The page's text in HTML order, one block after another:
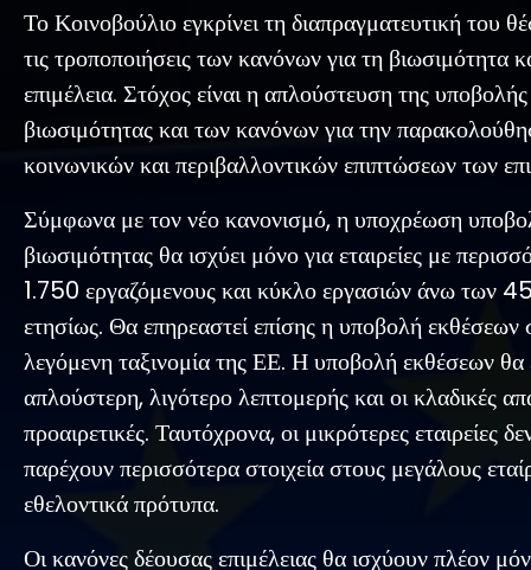
Το Κοινοβούλιο εγκρίνει τη διαπραγματευτική του
τις τροποποιήσεις των κανόνων για τη βιωσιμότητα
επιμέλεια. Στόχος είναι η απλούστευση της
βιωσιμότητας και των κανόνων για την
κοινωνικών και περιβαλλοντικών επιπτώσεων των
Σύμφωνα με τον νέο κανονισμό, η υποχρέωση
βιωσιμότητας θα ισχύει μόνο για εταιρείες με
1.750 εργαζόμενους και κύκλο εργασιών άνω των
ετησίως. Θα επηρεαστεί επίσης η υποβολή
λεγόμενη ταξινομία της ΕΕ. Η υποβολή εκθέσεων θα
απλούστερη, λιγότερο λεπτομερής και οι κλαδικές
προαιρετικές. Ταυτόχρονα, οι μικρότερες εταιρείες
παρέχουν περισσότερα στοιχεία στους μεγάλους
εθελοντικά πρότυπα.
Οι κανόνες δέουσας επιμέλειας θα ισχύουν πλέον